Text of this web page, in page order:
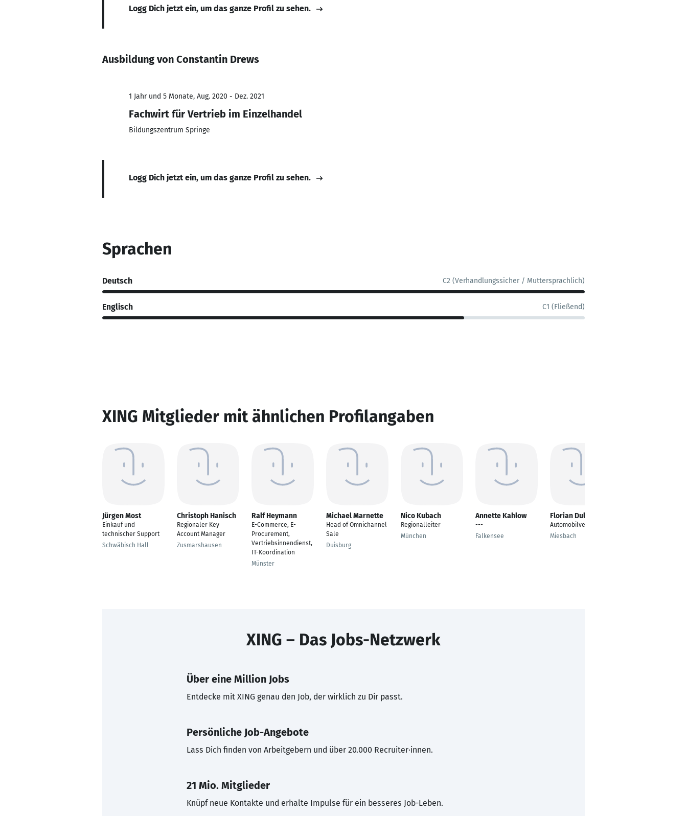
Logg Dich jetzt ein, um das ganze Profil zu sehen.
Ausbildung von Constantin Drews
1 Jahr und 5 Monate, Aug. 2020 - Dez. 2021
Fachwirt für Vertrieb im Einzelhandel
Bildungszentrum Springe
Logg Dich jetzt ein, um das ganze Profil zu sehen.
Sprachen
Deutsch C2 (Verhandlungssicher / Muttersprachlich)
Englisch C1 (Fließend)
XING Mitglieder mit ähnlichen Profilangaben
Jürgen Most
Einkauf und
technischer Support
Schwäbisch Hall
Christoph Hanisch
Regionaler Key
Account Manager
Zusmarshausen
Ralf Heymann
E-Commerce, E-
Procurement,
Vertriebsinnendienst,
IT-Koordination
Münster
Michael Marnette
Head of Omnichannel
Sale
Duisburg
Nico Kubach
Regionalleiter
München
Annette Kahlow
---
Falkensee
Florian Dull
Automobilverkäufer
Miesbach
XING – Das Jobs-Netzwerk
Über eine Million Jobs
Entdecke mit XING genau den Job, der wirklich zu Dir passt.
Persönliche Job-Angebote
Lass Dich finden von Arbeitgebern und über 20.000 Recruiter·innen.
21 Mio. Mitglieder
Knüpf neue Kontakte und erhalte Impulse für ein besseres Job-Leben.